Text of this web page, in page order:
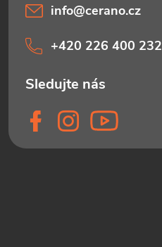
info@cerano.cz
+420 226 400 232